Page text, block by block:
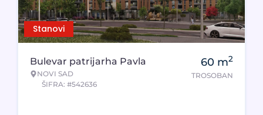
Stanovi
Bulevar patrijarha Pavla
NOVI SAD
ŠIFRA: #542636
60 m2
TROSOBAN